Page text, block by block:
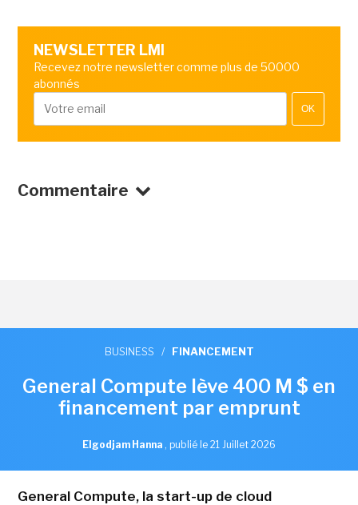
NEWSLETTER LMI
Recevez notre newsletter comme plus de 50000
abonnés
OK
Commentaire
BUSINESS / FINANCEMENT
General Compute lève 400 M $ en
financement par emprunt
Elgodjam Hanna , publié le 21 Juillet 2026
General Compute, la start-up de cloud